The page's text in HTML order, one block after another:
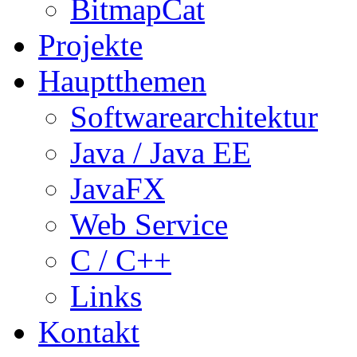
BitmapCat
Projekte
Hauptthemen
Softwarearchitektur
Java / Java EE
JavaFX
Web Service
C / C++
Links
Kontakt